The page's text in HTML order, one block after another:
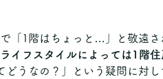
「1階はちょっと…」と敬遠
イフスタイルによっては1階
うなの？」という疑問に対し